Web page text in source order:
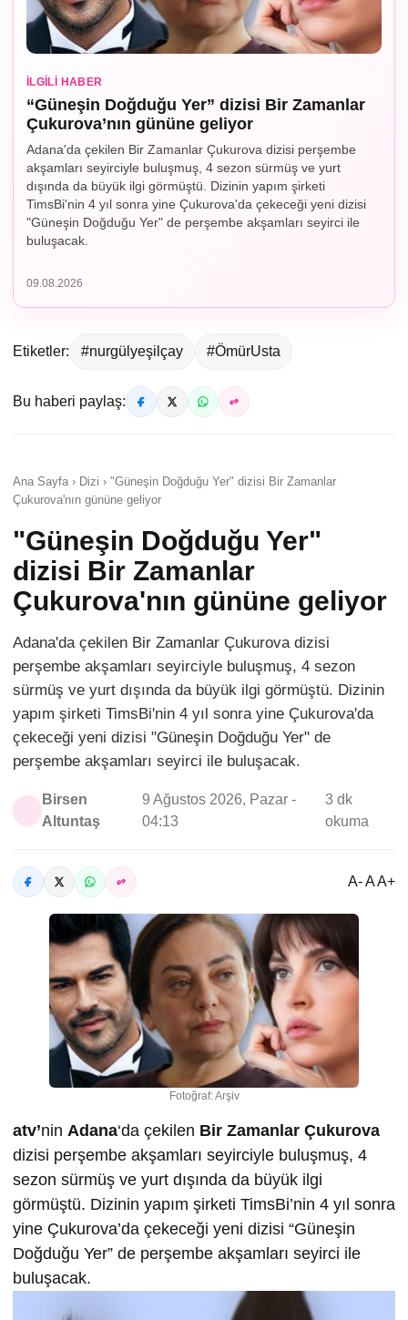
İLGILI HABER
“Güneşin Doğduğu Yer” dizisi Bir Zamanlar
Çukurova’nın gününe geliyor
Adana'da çekilen Bir Zamanlar Çukurova dizisi perşembe
akşamları seyirciyle buluşmuş, 4 sezon sürmüş ve yurt
dışında da büyük ilgi görmüştü. Dizinin yapım şirketi
TimsBi'nin 4 yıl sonra yine Çukurova'da çekeceği yeni dizisi
"Güneşin Doğduğu Yer" de perşembe akşamları seyirci ile
buluşacak.
09.08.2026
Etiketler: #nurgülyeşilçay #ÖmürUsta
Bu haberi paylaş:
Ana Sayfa › Dizi › "Güneşin Doğduğu Yer" dizisi Bir Zamanlar
Çukurova'nın gününe geliyor
"Güneşin Doğduğu Yer"
dizisi Bir Zamanlar
Çukurova'nın gününe geliyor
Adana'da çekilen Bir Zamanlar Çukurova dizisi
perşembe akşamları seyirciyle buluşmuş, 4 sezon
sürmüş ve yurt dışında da büyük ilgi görmüştü. Dizinin
yapım şirketi TimsBi'nin 4 yıl sonra yine Çukurova'da
çekeceği yeni dizisi "Güneşin Doğduğu Yer" de
perşembe akşamları seyirci ile buluşacak.
Birsen
Altuntaş
9 Ağustos 2026, Pazar -
04:13
3 dk
okuma
A- A A+
Fotoğraf: Arşiv
atv’nin Adana‘da çekilen Bir Zamanlar Çukurova
dizisi perşembe akşamları seyirciyle buluşmuş, 4
sezon sürmüş ve yurt dışında da büyük ilgi
görmüştü. Dizinin yapım şirketi TimsBi’nin 4 yıl sonra
yine Çukurova’da çekeceği yeni dizisi “Güneşin
Doğduğu Yer” de perşembe akşamları seyirci ile
buluşacak.